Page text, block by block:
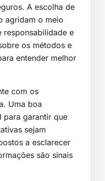
A escolha de
agridam o meio
responsabilidade e
os métodos e
entender melhor
com os
Uma boa
para garantir que
sejam
a esclarecer
são sinais